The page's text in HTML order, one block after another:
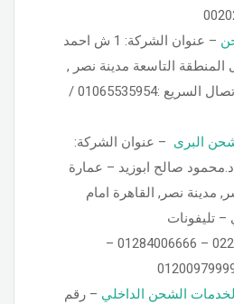
– عنوان الشركة: 1 ش احمد
التاسعة مدينة نصر ,
القاهرة. – رقم الإتصال السريع :01065535954 /
البرى – عنوان الشركة:
37 – ش د.محمود صالح ابوزيد – عمارة
مدينة نصر, القاهرة امام
تليفونات
الشركة: 0223570309 – 01284006666 –
الشحن الداخلي – رقم